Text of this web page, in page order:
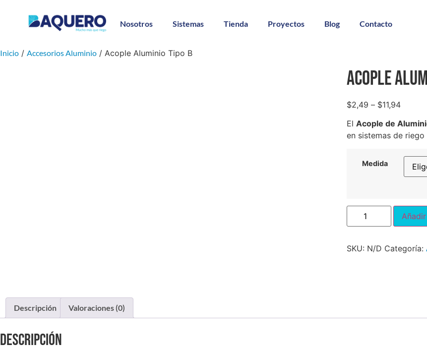
Nosotros Sistemas Tienda Proyectos Blog Contacto
Inicio / Accesorios Aluminio / Acople Aluminio Tipo B
Acople
$2,49 – $11,94
El Acople de
en sistemas de
Medida
SKU: N/D Categoría:
Descripción Valoraciones (0)
Descripción